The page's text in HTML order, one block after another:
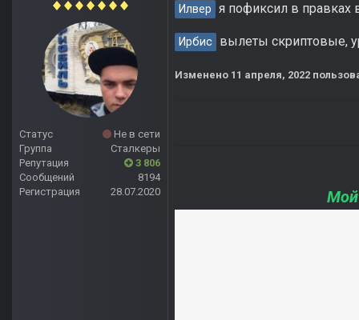
Статус
Не в сети
Группа
Сталкеры
Репутация
3 806
Сообщений
8194
Регистрация
28.07.2020
Илвер я пофиксил в
Ирбис вылеты скриптовые,
Изменено 11 апреля, 2022